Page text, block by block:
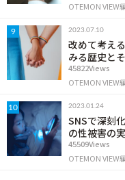
OTEMON VIEW
9 2023.07.10
改めて考え
みる歴史と
45822Views
OTEMON VIEW
10 2023.01.24
SNSで深刻
の性被害の
45509Views
OTEMON VIEW